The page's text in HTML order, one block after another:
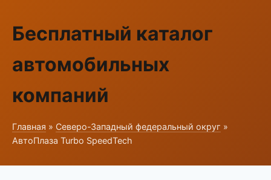
Бесплатный каталог
автомобильных
компаний
Главная » Северо-Западный федеральный округ »
АвтоПлаза Turbo SpeedTech